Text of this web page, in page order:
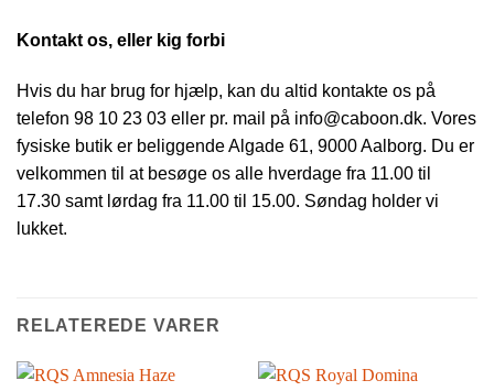
Kontakt os, eller kig forbi
Hvis du har brug for hjælp, kan du altid kontakte os på
telefon 98 10 23 03 eller pr. mail på info@caboon.dk. Vores
fysiske butik er beliggende Algade 61, 9000 Aalborg. Du er
velkommen til at besøge os alle hverdage fra 11.00 til
17.30 samt lørdag fra 11.00 til 15.00. Søndag holder vi
lukket.
RELATEREDE VARER